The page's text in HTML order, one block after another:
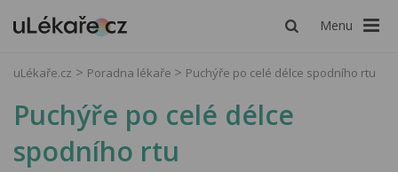
Menu
uLékaře.cz Poradna lékaře Puchýře po celé délce spodního rtu
Puchýře po celé délce
spodního rtu